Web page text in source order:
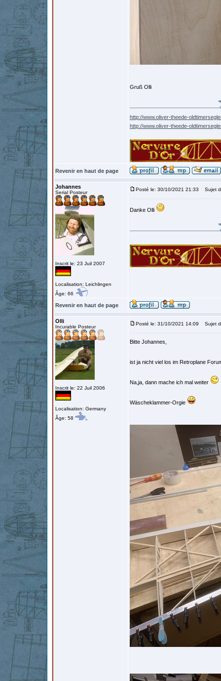
Gruß Olli
http://www.oliver-theede-
http://www.oliver-theede-
Revenir en haut de page
Johannes
Serial Posteur
Inscrit le: 23 Juil 2007
Localisation: Leichlingen
Âge: 66
Posté le: 30/10/2021 21:33 Sujet
Danke Olli
Revenir en haut de page
Olli
Incurable Posteur
Inscrit le: 22 Juil 2006
Localisation: Germany
Âge: 58
Posté le: 31/10/2021 14:09 Sujet
Bitte Johannes,
ist ja nicht viel los im Retroplane
Na,ja, dann mache ich mal weiter
Wäscheklammer-Orgie